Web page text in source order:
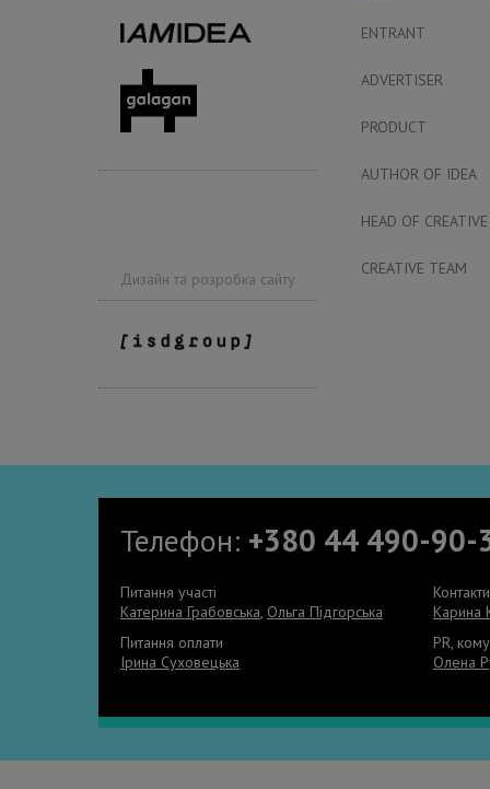
Дизайн та розробка сайту
ENTRANT
ADVERTISER
PRODUCT
AUTHOR OF IDEA
HEAD OF CREATIVE
CREATIVE TEAM
Телефон: +380 44 490-90-
Питання участі
Катерина Грабовська, Ольга Підгорська
Карина
Питання оплати
Ірина Суховецька
PR,
Олена